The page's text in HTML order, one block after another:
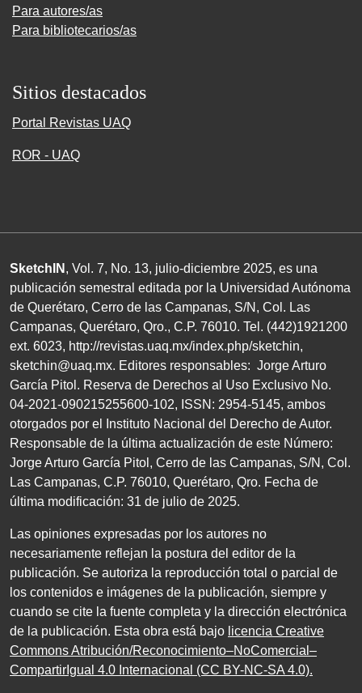
Para autores/as
Para bibliotecarios/as
Sitios destacados
Portal Revistas UAQ
ROR - UAQ
SketchIN , Vol. 7, No. 13, julio-diciembre 2025, es una
publicación semestral editada por la Universidad Autónoma
de Querétaro, Cerro de las Campanas, S/N , Col. Las
Campanas, Querétaro, Qro., C.P. 76010. Tel. (442)1921200
ext. 6023, http://revistas.uaq.mx/index.php/sketchin,
sketchin@uaq.mx. Editores responsables: Jorge Arturo
García Pitol. Reserva de Derechos al Uso Exclusivo No.
04-2021-090215255600-102, ISSN : 2954-5145, ambos
otorgados por el Instituto Nacional del Derecho de Autor.
Responsable de la última actualización de este Número:
Jorge Arturo García Pitol, Cerro de las Campanas, S/N , Col.
Las Campanas, C.P. 76010, Querétaro, Qro. Fecha de
última modificación: 31 de julio de 2025.
Las opiniones expresadas por los autores no
necesariamente reflejan la postura del editor de la
publicación. Se autoriza la reproducción total o parcial de
los contenidos e imágenes de la publicación, siempre y
cuando se cite la fuente completa y la dirección electrónica
de la publicación. Esta obra está bajo licencia Creative
Commons Atribución/Reconocimiento–NoComercial–
CompartirIgual 4.0 Internacional (CC BY-NC-SA 4.0).